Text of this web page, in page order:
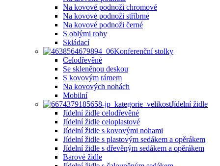
Na kovové podnoži chromové
Na kovové podnoži stříbrné
Na kovové podnoži černé
S oblými rohy
Skládací
Konferenční stolky
Celodřevěné
Se skleněnou deskou
S kovovým rámem
Na kovových nohách
Mobilní
Jídelní židle
Jídelní židle celodřevěné
Jídelní židle celoplastové
Jídelní židle s kovovými nohami
Jídelní židle s plastovým sedákem a opěrákem
Jídelní židle s dřevěným sedákem a opěrákem
Barové židle